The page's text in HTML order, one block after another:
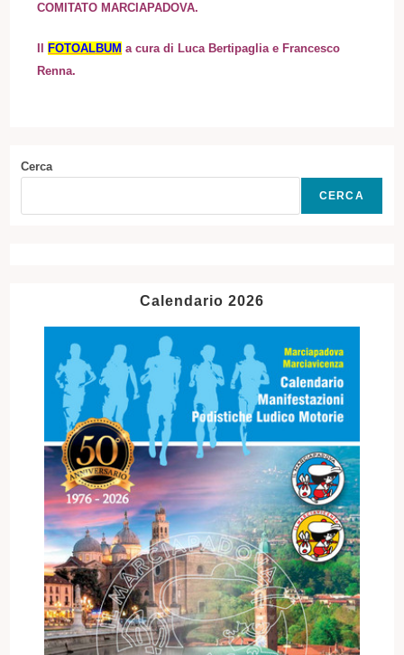
COMITATO MARCIAPADOVA.
FOTOALBUM a cura di Luca Bertipaglia e Francesco
Renna.
Cerca
CERCA
Calendario 2026